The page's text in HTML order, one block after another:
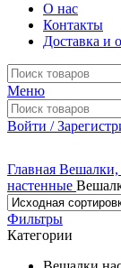
О нас
Контакты
Доставка и
Меню
Войти /
Главная
настенные
Фильтры
Категории